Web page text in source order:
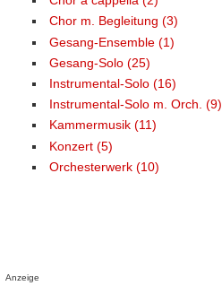
Chor m. Begleitung (3)
Gesang-Ensemble (1)
Gesang-Solo (25)
Instrumental-Solo (16)
Instrumental-Solo m. Orch. (9)
Kammermusik (11)
Konzert (5)
Orchesterwerk (10)
Anzeige